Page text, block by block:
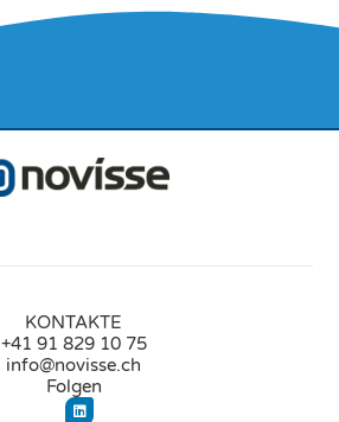
KONTAKTE
+41 91 829 10 75
info@novisse.ch
Folgen